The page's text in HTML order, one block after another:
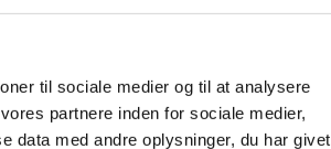
til sociale medier og til at analysere
partnere inden for sociale medier,
data med andre oplysninger, du har givet